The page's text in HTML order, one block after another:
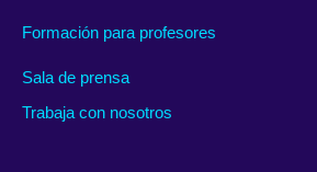
Formación para profesores
Sala de prensa
Trabaja con nosotros